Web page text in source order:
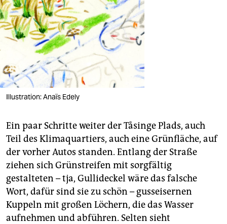
Illustration: Anaïs Edely
Ein paar Schritte weiter der Tåsinge Plads, auch
Teil des Klimaquartiers, auch eine Grünfläche, auf
der vorher Autos standen. Entlang der Straße
ziehen sich Grünstreifen mit sorgfältig
gestalteten – tja, Gullideckel wäre das falsche
Wort, dafür sind sie zu schön – gusseisernen
Kuppeln mit großen Löchern, die das Wasser
aufnehmen und abführen. Selten sieht